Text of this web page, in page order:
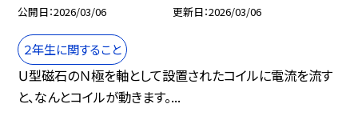
公開日 2026/03/06 更新日 2026/03/06
２年生に関すること
Ｕ型磁石のＮ極を軸として設置されたコイルに電流を流す
と、なんとコイルが動きます。...